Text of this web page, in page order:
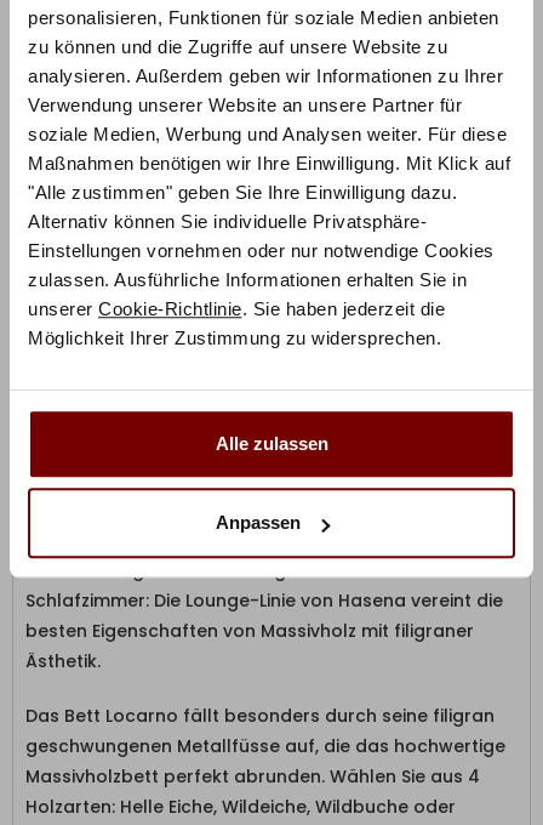
personalisieren, Funktionen für soziale Medien anbieten
zu können und die Zugriffe auf unsere Website zu
analysieren. Außerdem geben wir Informationen zu Ihrer
Verwendung unserer Website an unsere Partner für
soziale Medien, Werbung und Analysen weiter. Für diese
Maßnahmen benötigen wir Ihre Einwilligung. Mit Klick auf
"Alle zustimmen" geben Sie Ihre Einwilligung dazu.
Alternativ können Sie individuelle Privatsphäre-
Einstellungen vornehmen oder nur notwendige Cookies
zulassen. Ausführliche Informationen erhalten Sie in
unserer Cookie-Richtlinie. Sie haben jederzeit die
Möglichkeit Ihrer Zustimmung zu widersprechen.
Alle zulassen
Anpassen
0,00 € 0,00 €
inkl. MwSt.
IN DEN WARENKORB
10%
RABATT BEI ZAHLUNG PER
VORKASSE / ÜBERWEISUNG
Schlafzimmer: Die Lounge-Linie von Hasena vereint die
besten Eigenschaften von Massivholz mit filigraner
Ästhetik.
Das Bett Locarno fällt besonders durch seine filigran
geschwungenen Metallfüsse auf, die das hochwertige
Massivholzbett perfekt abrunden. Wählen Sie aus 4
Holzarten: Helle Eiche, Wildeiche, Wildbuche oder